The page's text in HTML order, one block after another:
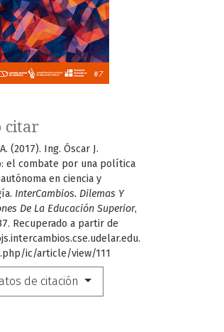
citar
(2017). Ing. Óscar J.
el combate por una política
en ciencia y
InterCambios. Dilemas Y
De La Educación Superior,
Recuperado a partir de
ic/article/view/111
de citación